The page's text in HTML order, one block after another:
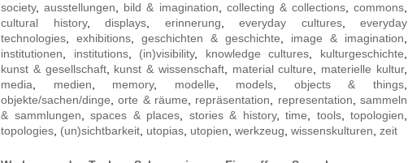
society,ausstellungen, bild & imagination, collecting & collections, commons,
cultural history, displays, erinnerung, everyday cultures, everyday
technologies, exhibitions, geschichten & geschichte, image & imagination,
institutionen, institutions, (in)visibility, knowledge cultures, kulturgeschichte,
kunst & gesellschaft, kunst & wissenschaft, material culture, materielle kultur,
media, medien, memory, modelle, models, objects & things,
objekte/sachen/dinge,orte & räume, repräsentation, representation,sammeln
& sammlungen, spaces & places, stories & history, time, tools, topologien,
topologies, (un)sichtbarkeit, utopias, utopien, werkzeug, wissenskulturen, zeit